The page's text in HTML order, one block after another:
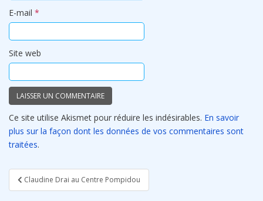
E-mail *
Site web
Ce site utilise Akismet pour réduire les indésirables. En savoir
plus sur la façon dont les données de vos commentaires sont
traitées.
Navigation
de
Claudine Drai au Centre Pompidou